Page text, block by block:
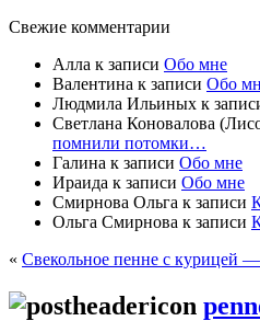
Свежие комментарии
Алла к записи Обо мне
Валентина к записи Обо
Людмила Ильиных к
Светлана Коновалова
помнили потомки…
Галина к записи Обо мне
Ираида к записи Обо мне
Смирнова Ольга к записи
Ольга Смирнова к записи
« Свекольное пенне с курицей